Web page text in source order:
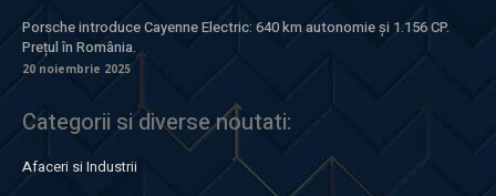
Porsche introduce Cayenne Electric: 640 km autonomie și 1.156 CP.
Prețul în România.
20 noiembrie 2025
Categorii si diverse noutati:
Afaceri si Industrii